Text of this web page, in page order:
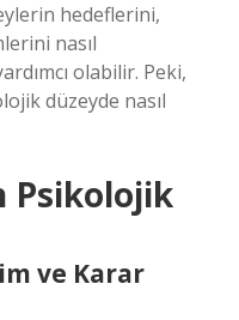
hedeflerini,
nasıl
olabilir. Peki,
düzeyde nasıl
Psikolojik
ve Karar